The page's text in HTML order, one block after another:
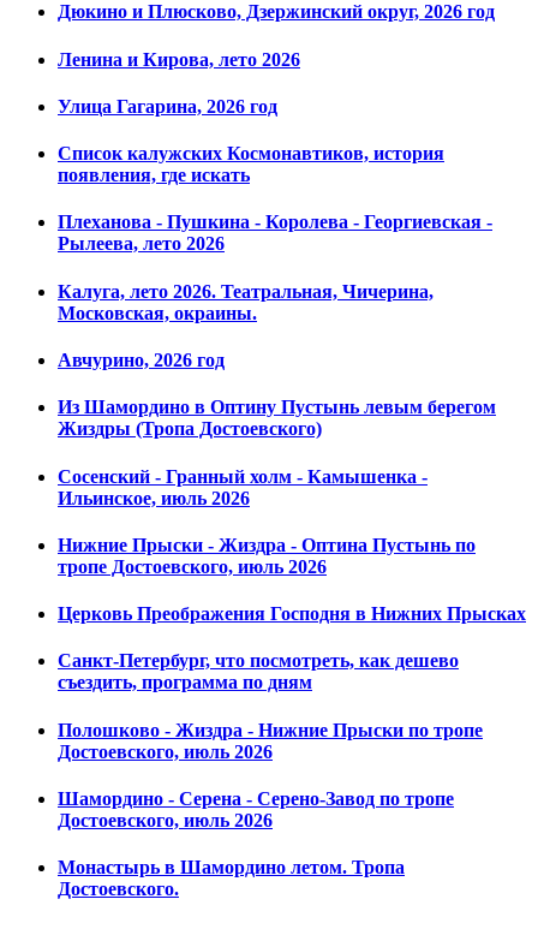
Дюкино и Плюсково, Дзержинский округ, 2026 год
Ленина и Кирова, лето 2026
Улица Гагарина, 2026 год
Список калужских Космонавтиков, история
появления, где искать
Плеханова - Пушкина - Королева - Георгиевская -
Рылеева, лето 2026
Калуга, лето 2026. Театральная, Чичерина,
Московская, окраины.
Авчурино, 2026 год
Из Шамордино в Оптину Пустынь левым берегом
Жиздры (Тропа Достоевского)
Сосенский - Гранный холм - Камышенка -
Ильинское, июль 2026
Нижние Прыски - Жиздра - Оптина Пустынь по
тропе Достоевского, июль 2026
Церковь Преображения Господня в Нижних Прысках
Санкт-Петербург, что посмотреть, как дешево
съездить, программа по дням
Полошково - Жиздра - Нижние Прыски по тропе
Достоевского, июль 2026
Шамордино - Серена - Серено-Завод по тропе
Достоевского, июль 2026
Монастырь в Шамордино летом. Тропа
Достоевского.